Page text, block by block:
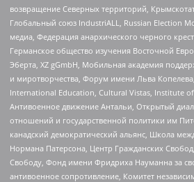
возвращение Северных территорий,
Глобальный союз IndustriALL, Russian Election
медиа, Федерация анархического черного
Германское общество изучения Восточной
Эберта, XZ gGmbH, Мобильная академия
и миротворчества, Форум имени Льва
International Education, Cultural Vistas, Institute
Антивоенное движение Антальи, Открытый
отношений и государственной политики им
канадский демократический альянс, Школа
Нормана Патерсона, Центр Гражданских
Свободу, Фонд имени Фридриха Науманна за
антивоенное сопротивление, Комитет